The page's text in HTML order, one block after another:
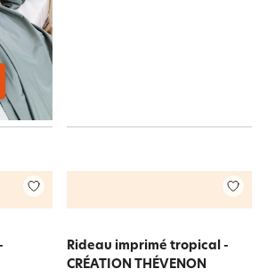
Rideau imprimé tropical -
CRÉATION THÉVENON